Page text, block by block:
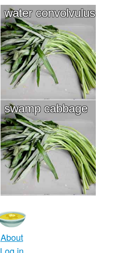
water convolvulus
swamp cabbage
About